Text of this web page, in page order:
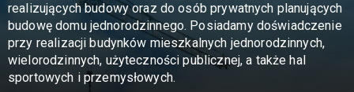
realizujących budowy oraz do osób prywatnych planujących
budowę domu jednorodzinnego. Posiadamy doświadczenie
przy realizacji budynków mieszkalnych jednorodzinnych,
wielorodzinnych, użyteczności publicznej, a także hal
sportowych i przemysłowych.